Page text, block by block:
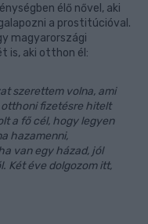
élő nővel, aki
a prostitúcióval.
magyarországi
is, aki otthon él:
szerettem volna, ami
fizetésre hitelt
a fő cél, hogy legyen
hazamenni,
van egy házad, jól
Két éve dolgozom itt,